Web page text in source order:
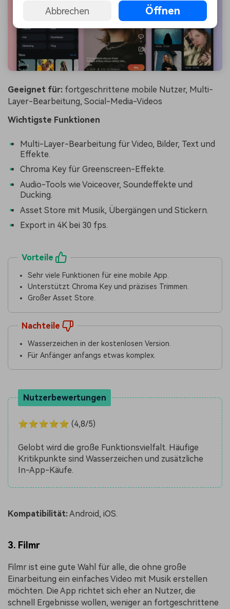
Geeignet für: fortgeschrittene mobile Nutzer, Multi-
Layer-Bearbeitung, Social-Media-Videos
Wichtigste Funktionen
Multi-Layer-Bearbeitung für Video, Bilder, Text und
Effekte.
Chroma Key für Greenscreen-Effekte.
Audio-Tools wie Voiceover, Soundeffekte und
Ducking.
Asset Store mit Musik, Übergängen und Stickern.
Export in 4K bei 30 fps.
Vorteile
Sehr viele Funktionen für eine mobile App.
Unterstützt Chroma Key und präzises Trimmen.
Großer Asset Store.
Nachteile
Wasserzeichen in der kostenlosen Version.
Für Anfänger anfangs etwas komplex.
Nutzerbewertungen
⭐⭐⭐⭐⭐ (4,8/5)
Gelobt wird die große Funktionsvielfalt. Häufige
Kritikpunkte sind Wasserzeichen und zusätzliche
In-App-Käufe.
Kompatibilität:Android, iOS.
3. Filmr
Filmr ist eine gute Wahl für alle, die ohne große
Einarbeitung ein einfaches Video mit Musik erstellen
möchten. Die App richtet sich eher an Nutzer, die
schnell Ergebnisse wollen, weniger an fortgeschrittene
Abbrechen Öffnen